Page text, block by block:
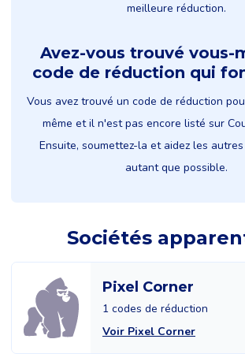
meilleure réduction.
Avez-vous trouvé vous-
code de réduction qui
Vous avez trouvé un code de réduction
même et il n'est pas encore listé sur
Ensuite, soumettez-la et aidez les
autant que possible.
Sociétés
Pixel Corner
1 codes de réduction
Voir Pixel Corner